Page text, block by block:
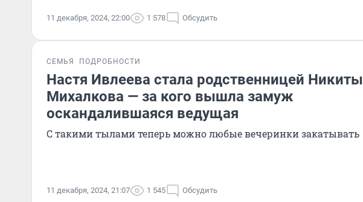
11 декабря, 2024, 22:00 1 578 Обсудить
СЕМЬЯ ПОДРОБНОСТИ
Настя Ивлеева стала родственницей Никиты
Михалкова — за кого вышла замуж
оскандалившаяся ведущая
С такими тылами теперь можно любые вечеринки закатывать
11 декабря, 2024, 21:07 1 545 Обсудить